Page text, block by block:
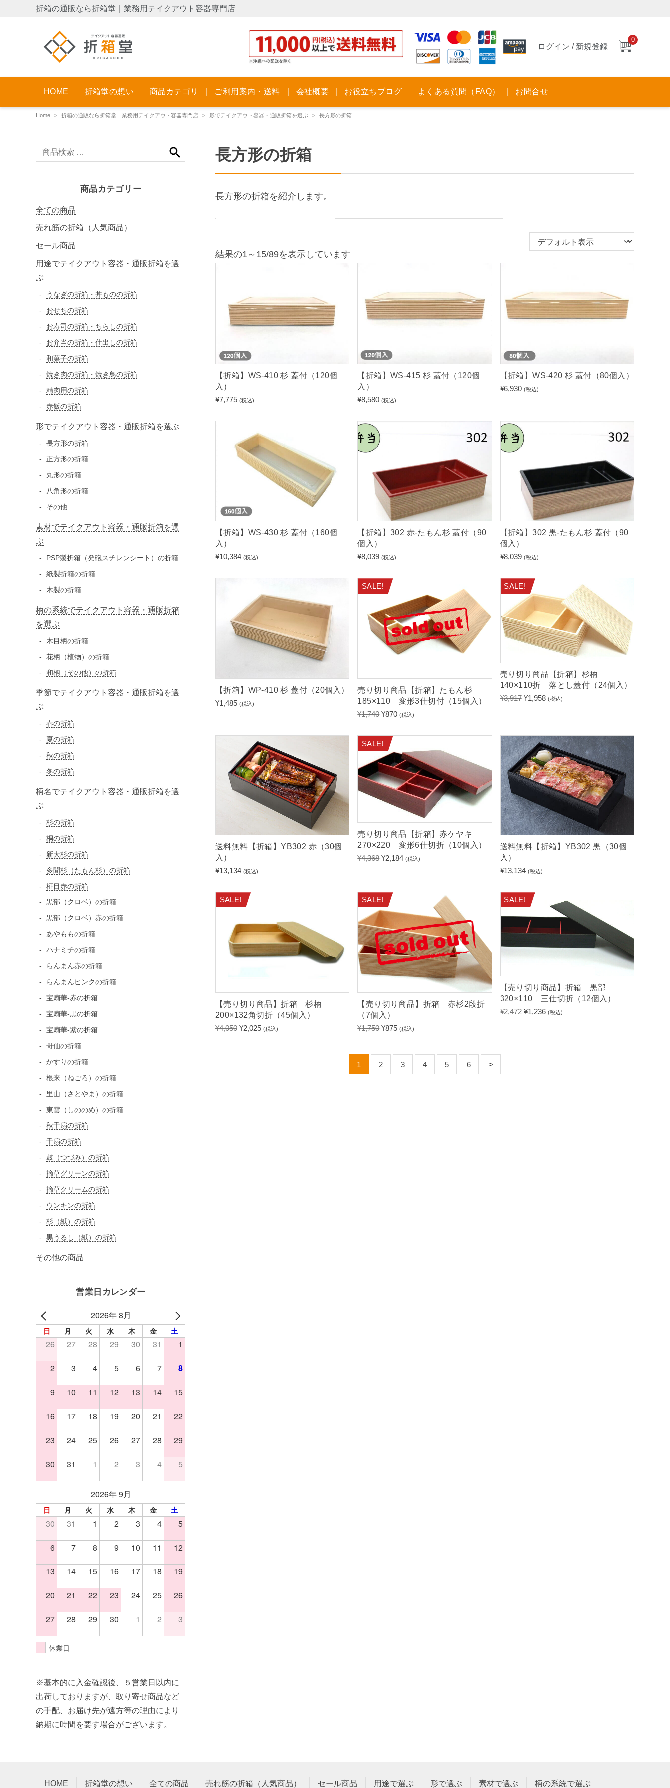
折箱の通販なら折箱堂｜業務用テイクアウト容器専門店
ログイン / 新規登録
0
HOME 折箱堂の想い 商品カテゴリ ご利用案内・送料 会社概要 お役立ちブログ よくある質問（FAQ） お問合せ
Home 折箱の通販なら折箱堂｜業務用テイクアウト容器専門店 形でテイクアウト容器・通販折箱を選ぶ 長方形の折箱
長方形の折箱
長方形の折箱を紹介します。
結果の1～15/89を表示しています
【折箱】WS-410 杉 蓋付（120個
入）
¥7,775 (税込)
【折箱】WS-415 杉 蓋付（120個
入）
¥8,580 (税込)
【折箱】WS-420 杉 蓋付（80個入）
¥6,930 (税込)
【折箱】WS-430 杉 蓋付（160個
入）
¥10,384 (税込)
【折箱】302 赤-たもん杉 蓋付（90
個入）
¥8,039 (税込)
【折箱】302 黒-たもん杉 蓋付（90
個入）
¥8,039 (税込)
【折箱】WP-410 杉 蓋付（20個入）
¥1,485 (税込)
SALE!
売り切り商品【折箱】たもん杉
185×110 変形3仕切付（15個入）
¥1,740 元
価
格
は
¥
1
,
で
し
た
。
¥870現
の
格
は
¥
8
0
す
。
(税込)
SALE!
売り切り商品【折箱】杉柄
140×110折 落とし蓋付（24個入）
¥3,917 元
は
¥
3
,
9
7
で
し
た
。
¥1,958現
格
は
¥
1
,
9
8
で
す
。
(税込)
送料無料【折箱】YB302 赤（30個
入）
¥13,134 (税込)
SALE!
売り切り商品【折箱】赤ケヤキ
270×220 変形6仕切折（10個入）
¥4,368 元
は
¥
,
3
6
8
で
た
。
¥2,184現
2
,
1
8
4
す
。
(税込)
送料無料【折箱】YB302 黒（30個
入）
¥13,134 (税込)
SALE!
【売り切り商品】折箱 杉柄
200×132角切折（45個入）
¥4,050 元
¥2,025現
(税込)
SALE!
【売り切り商品】折箱 赤杉2段折
（7個入）
¥1,750 元
は
¥875現
格
(税込)
SALE!
【売り切り商品】折箱 黒部
320×110 三仕切折（12個入）
¥2,472 元
¥1,236現
(税込)
1 2 3 4 5 6
検
索
:
商品カテゴリー
全ての商品
売れ筋の折箱（人気商品）
セール商品
用途でテイクアウト容器・通販折箱を選
ぶ
うなぎの折箱・丼ものの折箱
おせちの折箱
お寿司の折箱・ちらしの折箱
お弁当の折箱・仕出しの折箱
和菓子の折箱
焼き肉の折箱・焼き鳥の折箱
精肉用の折箱
赤飯の折箱
形でテイクアウト容器・通販折箱を選ぶ
長方形の折箱
正方形の折箱
丸形の折箱
八角形の折箱
その他
素材でテイクアウト容器・通販折箱を選
ぶ
PSP製折箱（発砲スチレンシート）の折箱
紙製折箱の折箱
木製の折箱
柄の系統でテイクアウト容器・通販折箱
を選ぶ
木目柄の折箱
花柄（植物）の折箱
和柄（その他）の折箱
季節でテイクアウト容器・通販折箱を選
ぶ
春の折箱
夏の折箱
秋の折箱
冬の折箱
柄名でテイクアウト容器・通販折箱を選
ぶ
杉の折箱
桐の折箱
新大杉の折箱
多聞杉（たもん杉）の折箱
柾目赤の折箱
黒部（クロベ）の折箱
黒部（クロベ）赤の折箱
あやももの折箱
ハナミチの折箱
らんまん赤の折箱
らんまんピンクの折箱
宝扇華-赤の折箱
宝扇華-黒の折箱
宝扇華-紫の折箱
哥仙の折箱
かすりの折箱
根来（ねごろ）の折箱
里山（さとやま）の折箱
東雲（しののめ）の折箱
秋千扇の折箱
千扇の折箱
鼓（つづみ）の折箱
摘草グリーンの折箱
摘草クリームの折箱
ウンキンの折箱
杉（紙）の折箱
黒うるし（紙）の折箱
その他の商品
営業日カレンダー
2026年 8月
日 月 火 水 木 金 土
26 27 28 29 30 31 1
2 3 4 5 6 7 8
9 10 11 12 13 14 15
16 17 18 19 20 21 22
23 24 25 26 27 28 29
30 31 1 2 3 4 5
2026年 9月
日 月 火 水 木 金 土
30 31 1 2 3 4 5
6 7 8 9 10 11 12
13 14 15 16 17 18 19
20 21 22 23 24 25 26
27 28 29 30 1 2 3
休業日
※基本的に入金確認後、５営業日以内に
出荷しておりますが、取り寄せ商品など
の手配、お届け先が遠方等の理由により
納期に時間を要す場合がございます。
HOME 折箱堂の想い 全ての商品 売れ筋の折箱（人気商品） セール商品 用途で選ぶ 形で選ぶ 素材で選ぶ 柄の系統で選ぶ